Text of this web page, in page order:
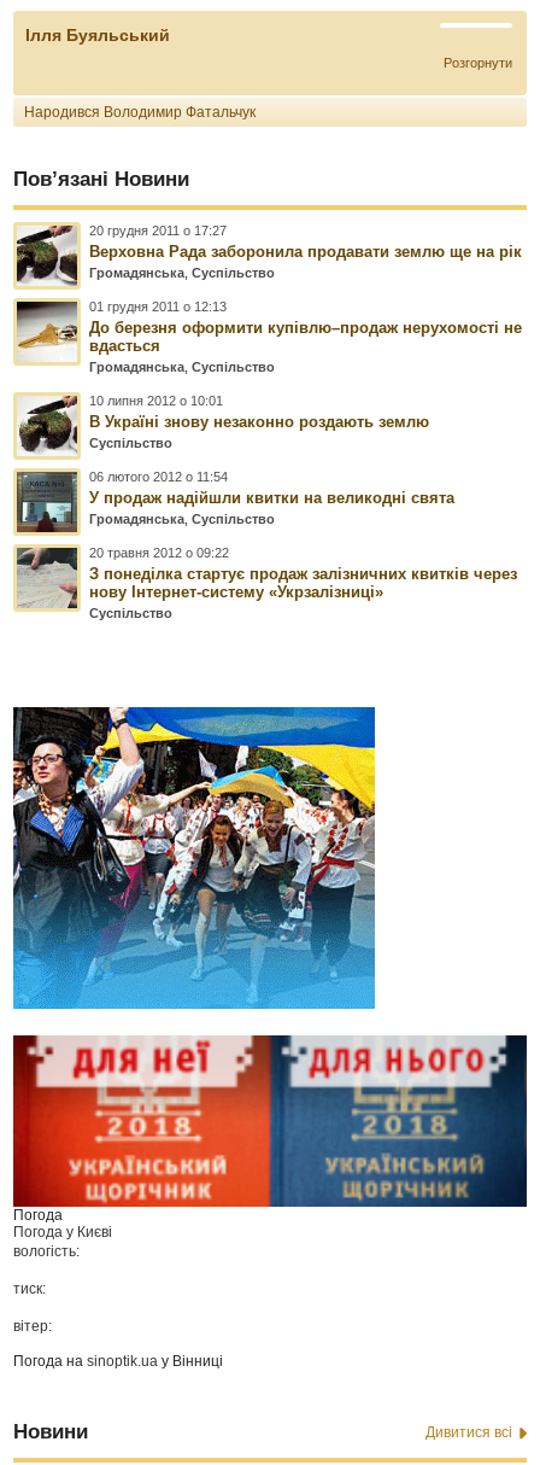
Ілля Буяльський
Розгорнути
Народився Володимир Фатальчук
Пов’язані Новини
20 грудня 2011 о 17:27
Верховна Рада заборонила продавати землю ще на рік
Громадянська,Суспільство
01 грудня 2011 о 12:13
До березня оформити купівлю–продаж нерухомості не
вдасться
Громадянська,Суспільство
10 липня 2012 о 10:01
В Україні знову незаконно роздають землю
Суспільство
06 лютого 2012 о 11:54
У продаж надійшли квитки на великодні свята
Громадянська,Суспільство
20 травня 2012 о 09:22
З понеділка стартує продаж залізничних квитків через
нову Інтернет-систему «Укрзалізниці»
Суспільство
Погода
Погода у Києві
вологість:
тиск:
вітер:
Погода наsinoptik.ua у Вінниці
Новини Дивитися всі